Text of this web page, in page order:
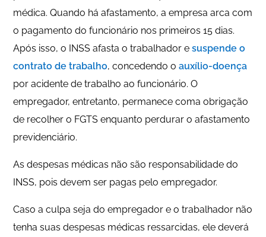
médica. Quando há afastamento, a empresa arca com
o pagamento do funcionário nos primeiros 15 dias.
Após isso, o INSS afasta o trabalhador e suspende o
contrato de trabalho, concedendo oauxílio-doença
por acidente de trabalho ao funcionário. O
empregador, entretanto, permanece coma obrigação
de recolher o FGTS enquanto perdurar o afastamento
previdenciário.
As despesas médicas não são responsabilidade do
INSS, pois devem ser pagas pelo empregador.
Caso a culpa seja do empregador e o trabalhador não
tenha suas despesas médicas ressarcidas, ele deverá